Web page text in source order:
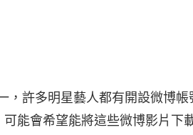
，許多明星藝人都有開設微博
能會希望能將這些微博影片下